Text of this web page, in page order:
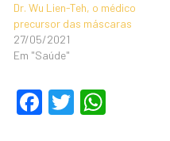
humano precisa ser evitado
ao máximo neste momento
de pandemia, pois se
tocarmos em alguma…
Dr. Wu Lien-Teh, o médico
precursor das máscaras
27/05/2021
Em "Saúde"
F
T